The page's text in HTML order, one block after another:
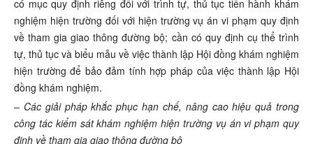
có mục quy định riêng đối với trình tự, thủ tục tiến hành khám
nghiệm hiện trường đối với hiện trường vụ án vi phạm quy định
về tham gia giao thông đường bộ; cần có quy định cụ thể trình
tự, thủ tục và biểu mẫu về việc thành lập Hội đồng khám nghiệm
hiện trường để bảo đảm tính hợp pháp của việc thành lập Hội
đồng khám nghiệm.
– Các giải pháp khắc phục hạn chế, nâng cao hiệu quả trong
công tác kiểm sát khám nghiệm hiện trường vụ án vi phạm quy
định về tham gia giao thông đường bộ